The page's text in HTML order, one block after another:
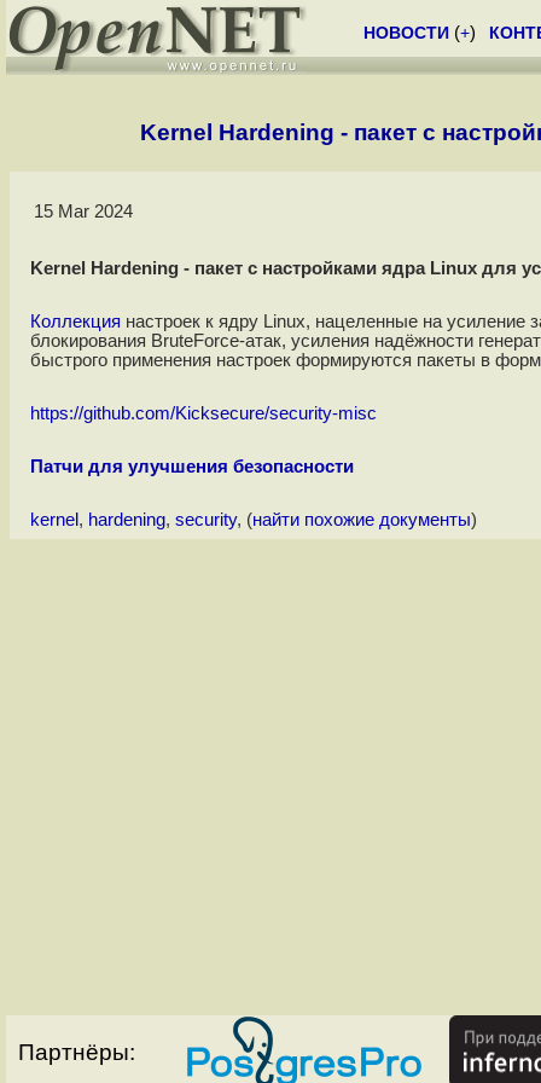
НОВОСТИ (+)
Kernel Hardening - пакет с
15 Mar 2024
Kernel Hardening - пакет с настройками ядра Linux для
Коллекция настроек к ядру Linux, нацеленные на усиление
блокирования BruteForce-атак, усиления надёжности
быстрого применения настроек формируются пакеты в
https://github.com/Kicksecure/security-misc
Патчи для улучшения безопасности
kernel , hardening, security, (найти похожие документы)
Партнёры: